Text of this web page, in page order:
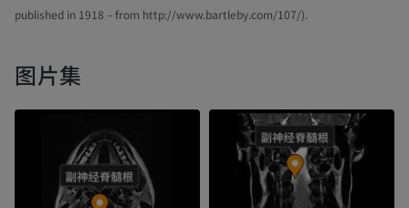
published in 1918 – from http://www.bartleby.com/107/).
图片集